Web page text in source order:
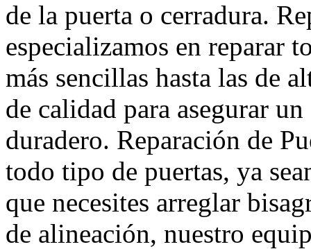
de la puerta o cerradura.
especializamos en reparar
más sencillas hasta las de
de calidad para asegurar
duradero. Reparación de
todo tipo de puertas, ya
que necesites arreglar
de alineación, nuestro